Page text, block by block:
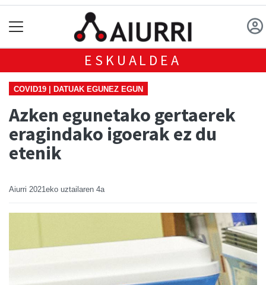
ESKUALDEA
COVID19 | DATUAK EGUNEZ EGUN
Azken egunetako gertaerek
eragindako igoerak ez du
etenik
Aiurri 2021eko uztailaren 4a